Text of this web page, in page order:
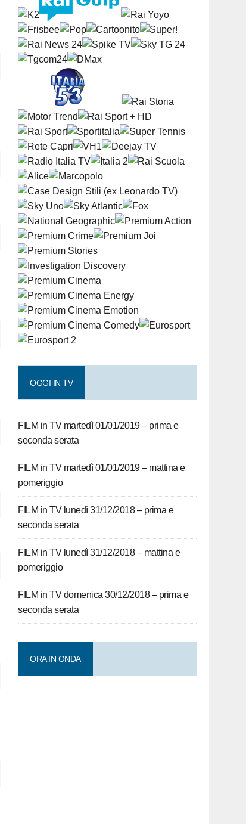
OGGI IN TV
FILM in TV martedì 01/01/2019 – prima e
seconda serata
FILM in TV martedì 01/01/2019 – mattina e
pomeriggio
FILM in TV lunedì 31/12/2018 – prima e
seconda serata
FILM in TV lunedì 31/12/2018 – mattina e
pomeriggio
FILM in TV domenica 30/12/2018 – prima e
seconda serata
ORA IN ONDA